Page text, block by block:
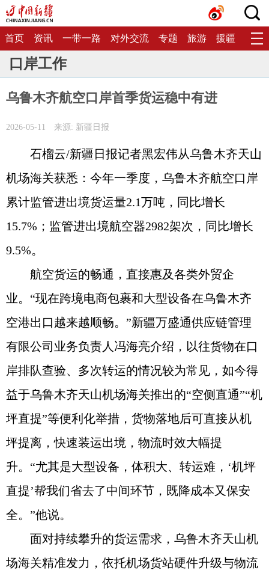
首页 资讯 一带一路 对外交流 专题 旅游 援疆 生态
口岸工作
乌鲁木齐航空口岸首季货运稳中有进
2026-05-11 来源: 新疆日报
石榴云/新疆日报记者黑宏伟从乌鲁木齐天山
机场海关获悉：今年一季度，乌鲁木齐航空口岸
累计监管进出境货运量2.1万吨，同比增长
15.7%；监管进出境航空器2982架次，同比增长
9.5%。
航空货运的畅通，直接惠及各类外贸企
业。“现在跨境电商包裹和大型设备在乌鲁木齐
空港出口越来越顺畅。”新疆万盛通供应链管理
有限公司业务负责人冯海亮介绍，以往货物在口
岸排队查验、多次转运的情况较为常见，如今得
益于乌鲁木齐天山机场海关推出的“空侧直通”“机
坪直提”等便利化举措，货物落地后可直接从机
坪提离，快速装运出境，物流时效大幅提
升。“尤其是大型设备，体积大、转运难，‘机坪
直提’帮我们省去了中间环节，既降成本又保安
全。”他说。
面对持续攀升的货运需求，乌鲁木齐天山机
场海关精准发力，依托机场货站硬件升级与物流